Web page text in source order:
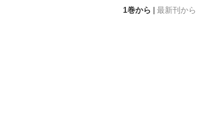
1巻から 最新刊から